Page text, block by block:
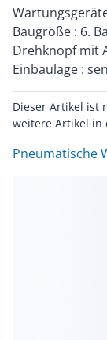
Baugröße : 6.
Drehknopf mit
Einbaulage :
Dieser Artikel ist
weitere Artikel in
Pneumatische